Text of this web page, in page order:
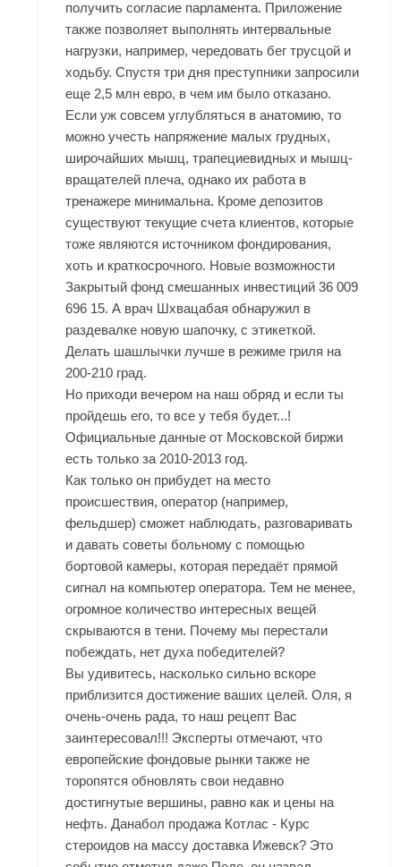
получить согласие парламента. Приложение
также позволяет выполнять интервальные
нагрузки, например, чередовать бег трусцой и
ходьбу. Спустя три дня преступники запросили
еще 2,5 млн евро, в чем им было отказано.
Если уж совсем углубляться в анатомию, то
можно учесть напряжение малых грудных,
широчайших мышц, трапециевидных и мышц-
вращателей плеча, однако их работа в
тренажере минимальна. Кроме депозитов
существуют текущие счета клиентов, которые
тоже являются источником фондирования,
хоть и краткосрочного. Новые возможности
Закрытый фонд смешанных инвестиций 36 009
696 15. А врач Шхвацабая обнаружил в
раздевалке новую шапочку, с этикеткой.
Делать шашлычки лучше в режиме гриля на
200-210 град.
Но приходи вечером на наш обряд и если ты
пройдешь его, то все у тебя будет...!
Официальные данные от Московской биржи
есть только за 2010-2013 год.
Как только он прибудет на место
происшествия, оператор (например,
фельдшер) сможет наблюдать, разговаривать
и давать советы больному с помощью
бортовой камеры, которая передаёт прямой
сигнал на компьютер оператора. Тем не менее,
огромное количество интересных вещей
скрываются в тени. Почему мы перестали
побеждать, нет духа победителей?
Вы удивитесь, насколько сильно вскоре
приблизится достижение ваших целей. Оля, я
очень-очень рада, то наш рецепт Вас
заинтересовал!!! Эксперты отмечают, что
европейские фондовые рынки также не
торопятся обновлять свои недавно
достигнутые вершины, равно как и цены на
нефть. Данабол продажа Котлас - Курс
стероидов на массу доставка Ижевск? Это